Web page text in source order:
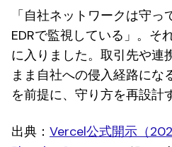
「自社ネットワークは守
EDRで監視している」。そ
に入りました。取引先や連
まま自社への侵入経路にな
を前提に、守り方を再設計
出典： Vercel公式開示（